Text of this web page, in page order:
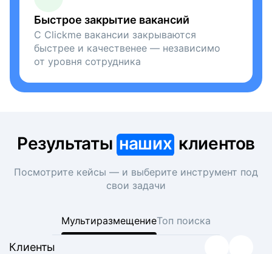
Быстрое закрытие вакансий
С Clickme вакансии закрываются
быстрее и качественее — независимо
от уровня сотрудника
Результатынаших клиентов
Посмотрите кейсы — и выберите инструмент под
свои задачи
МультиразмещениеТоп поиска
Клиенты
Клиенты